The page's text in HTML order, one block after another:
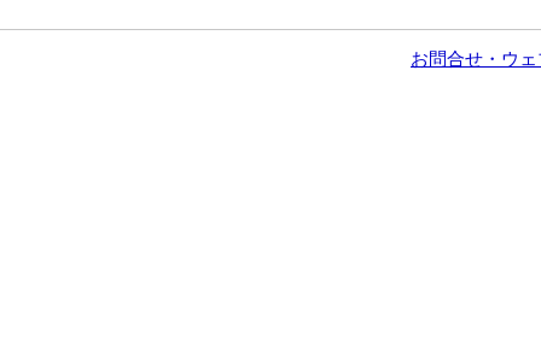
お問合せ・ウ